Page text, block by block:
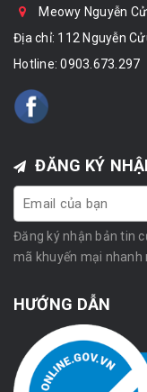
Meowy Nguyễn
Địa chỉ: 112 Nguyễn
Hotline:0903.673.297
ĐĂNG KÝ
Đăng ký nhận bản tin
mã khuyến mại nhanh
HƯỚNG DẪN